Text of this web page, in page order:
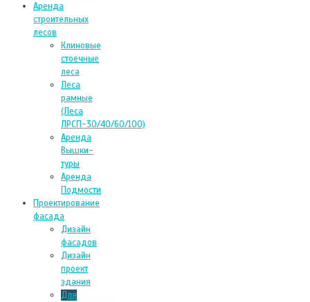
Аренда
строительных
лесов
Клиновые
стоечные
леса
Леса
рамные
(Леса
ЛРСП-30/40/60/100)
Аренда
Вышки-
туры
Аренда
Подмости
Проектирование
фасада
Дизайн
фасадов
Дизайн
проект
здания
Для